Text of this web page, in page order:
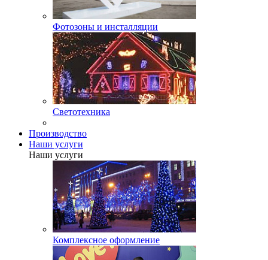
Фотозоны и инсталляции
Светотехника
Производство
Наши услуги
Наши услуги
Комплексное оформление